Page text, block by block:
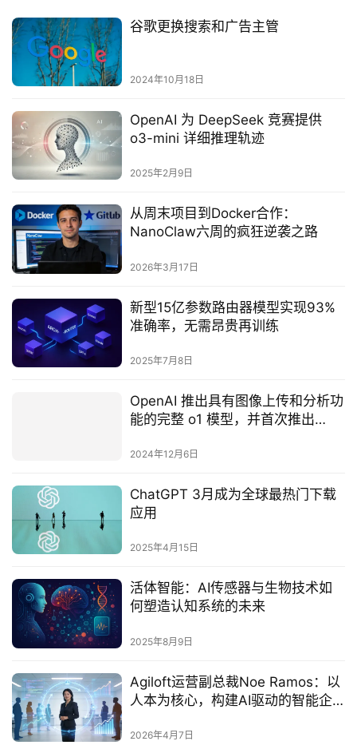
谷歌更换搜索和广告主管
2024年10月18日
OpenAI 为 DeepSeek 竞赛提供
o3-mini 详细推理轨迹
2025年2月9日
从周末项目到Docker合作：
NanoClaw六周的疯狂逆袭之路
2026年3月17日
新型15亿参数路由器模型实现93%
准确率，无需昂贵再训练‌
2025年7月8日
OpenAI 推出具有图像上传和分析功
能的完整 o1 模型，并首次推出
2024年12月6日
ChatGPT 3月成为全球最热门下载
应用
2025年4月15日
活体智能：AI传感器与生物技术如
何塑造认知系统的未来‌
2025年8月9日
Agiloft运营副总裁Noe Ramos：以
人本为核心，构建AI驱动的智能企
2026年4月7日